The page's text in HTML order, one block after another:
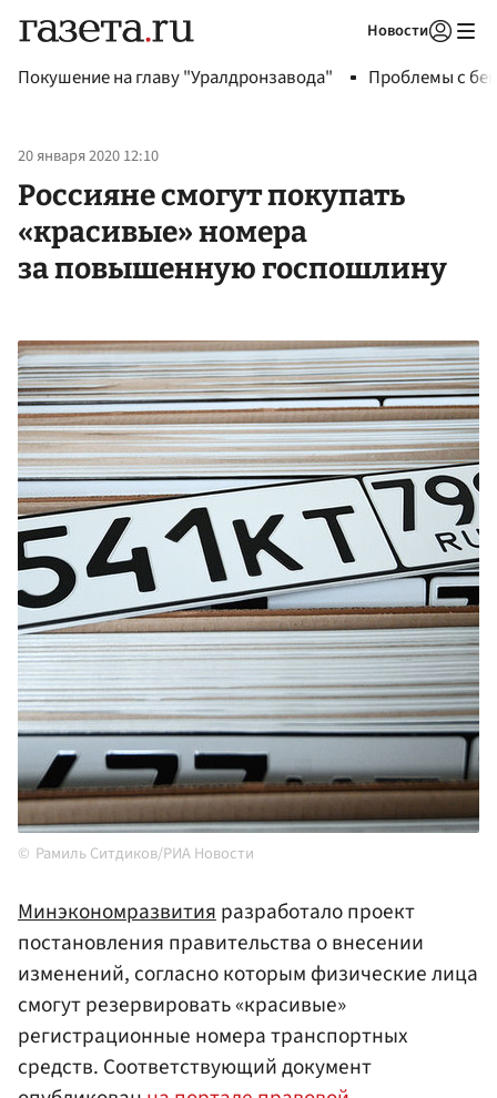
Новости
Покушение на главу "Уралдронзавода" Проблемы с
20 января 2020 12:10
Россияне смогут покупать
«красивые» номера
за повышенную госпошлину
Рамиль Ситдиков/РИА Новости
Минэкономразвитияразработало проект
постановления правительства о внесении
изменений, согласно которым физические лица
смогут резервировать «красивые»
регистрационные номера транспортных
средств. Соответствующий документ